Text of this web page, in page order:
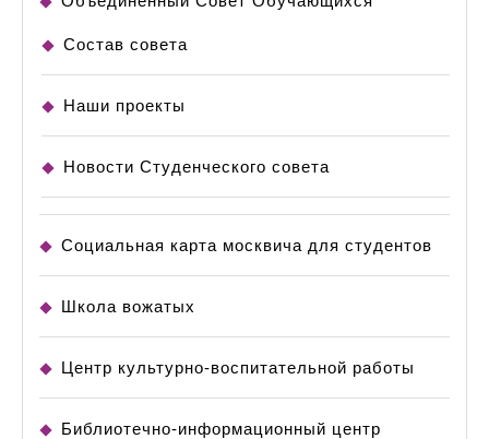
Состав совета
Наши проекты
Новости Студенческого совета
Социальная карта москвича для студентов
Школа вожатых
Центр культурно-воспитательной работы
Библиотечно-информационный центр